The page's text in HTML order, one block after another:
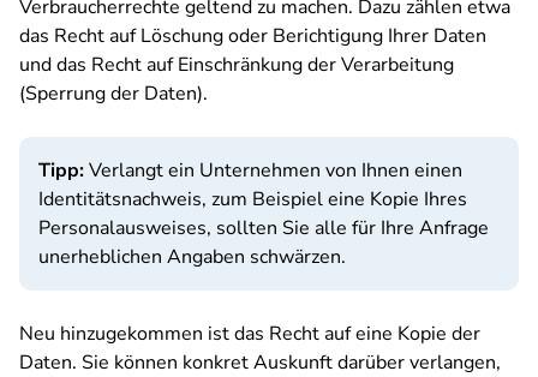
Verbraucherrechte geltend zu machen. Dazu zählen etwa
das Recht auf Löschung oder Berichtigung Ihrer Daten
und das Recht auf Einschränkung der Verarbeitung
(Sperrung der Daten).
Tipp:Verlangt ein Unternehmen von Ihnen einen
Identitätsnachweis, zum Beispiel eine Kopie Ihres
Personalausweises, sollten Sie alle für Ihre Anfrage
unerheblichen Angaben schwärzen.
Neu hinzugekommen ist das Recht auf eine Kopie der
Daten. Sie können konkret Auskunft darüber verlangen,